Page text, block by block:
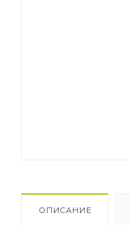
ОПИСАНИЕ